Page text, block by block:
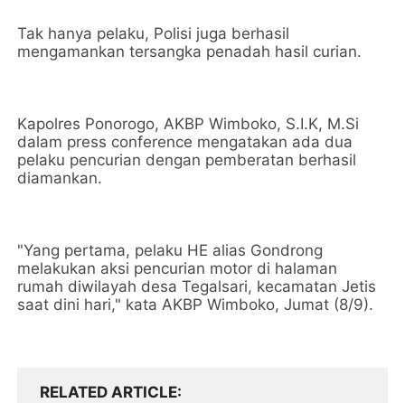
Tak hanya pelaku, Polisi juga berhasil
mengamankan tersangka penadah hasil curian.
Kapolres Ponorogo, AKBP Wimboko, S.I.K, M.Si
dalam press conference mengatakan ada dua
pelaku pencurian dengan pemberatan berhasil
diamankan.
"Yang pertama, pelaku HE alias Gondrong
melakukan aksi pencurian motor di halaman
rumah diwilayah desa Tegalsari, kecamatan Jetis
saat dini hari," kata AKBP Wimboko, Jumat (8/9).
RELATED ARTICLE